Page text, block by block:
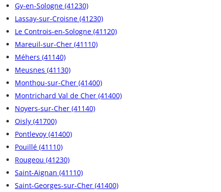
Gy-en-Sologne (41230)
Lassay-sur-Croisne (41230)
Le Controis-en-Sologne (41120)
Mareuil-sur-Cher (41110)
Méhers (41140)
Meusnes (41130)
Monthou-sur-Cher (41400)
Montrichard Val de Cher (41400)
Noyers-sur-Cher (41140)
Oisly (41700)
Pontlevoy (41400)
Pouillé (41110)
Rougeou (41230)
Saint-Aignan (41110)
Saint-Georges-sur-Cher (41400)